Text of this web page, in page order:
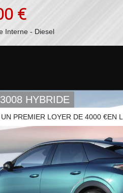
€
- Diesel
HYBRIDE
PREMIER LOYER DE 4000 €EN